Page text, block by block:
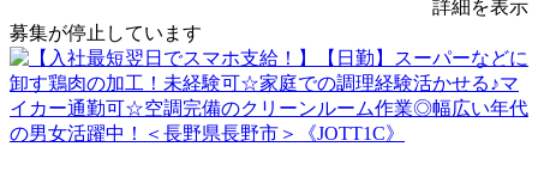
詳細を表示
募集が停止しています